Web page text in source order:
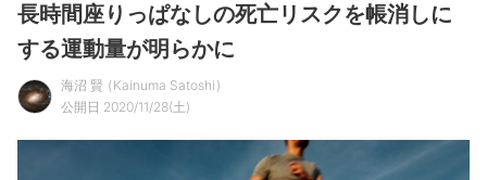
長時間座りっぱなしの死亡リスクを帳消しに
する運動量が明らかに
海沼 賢
Kainuma Satoshi
公開日 2020/11/28(土)